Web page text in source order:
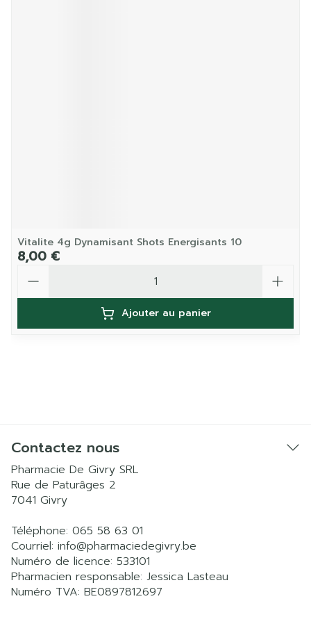
Vitalite 4g Dynamisant Shots Energisants 10
8,00 €
Ajouter au panier
Contactez nous
Pharmacie De Givry SRL
Rue de Paturâges 2
7041 Givry
Téléphone: 065 58 63 01
Courriel: info@pharmaciedegivry.be
Numéro de licence: 533101
Pharmacien responsable: Jessica Lasteau
Numéro TVA: BE0897812697